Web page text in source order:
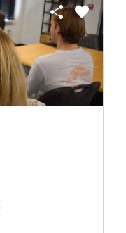
share favorite